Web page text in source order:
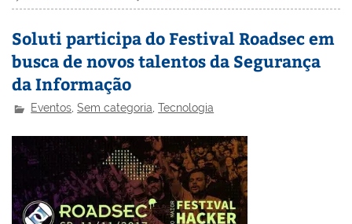
Soluti participa do Festival Roadsec em
busca de novos talentos da Segurança
da Informação
Eventos,Sem categoria,Tecnologia